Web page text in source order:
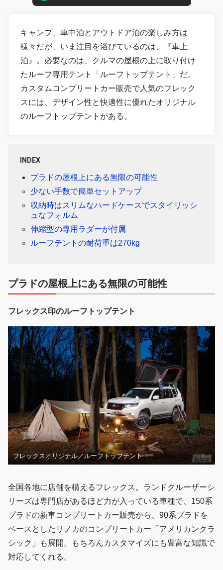
キャンプ、車中泊とアウトドア泊の楽しみ方は
様々だが、いま注目を浴びているのは、『車上
泊』。必要なのは、クルマの屋根の上に取り付け
たルーフ専用テント「ルーフトップテント」だ。
カスタムコンプリートカー販売で人気のフレック
スには、デザイン性と快適性に優れたオリジナル
のルーフトップテントがある。
INDEX
プラドの屋根上にある無限の可能性
少ない手数で簡単セットアップ
収納時はスリムなハードケースでスタイリッシ
ュなフォルム
伸縮型の専用ラダーが付属
ルーフテントの耐荷重は270kg
プラドの屋根上にある無限の可能性
フレックス印のルーフトップテント
フレックスオリジナル／ルーフトップテント
全国各地に店舗を構えるフレックス。ランドクルーザーシ
リーズは専門店があるほど力が入っている車種で、150系
プラドの新車コンプリートカー販売から、90系プラドを
ベースとしたリノカのコンプリートカー「アメリカンクラ
シック」も展開。もちろんカスタマイズにも豊富な知識で
対応してくれる。